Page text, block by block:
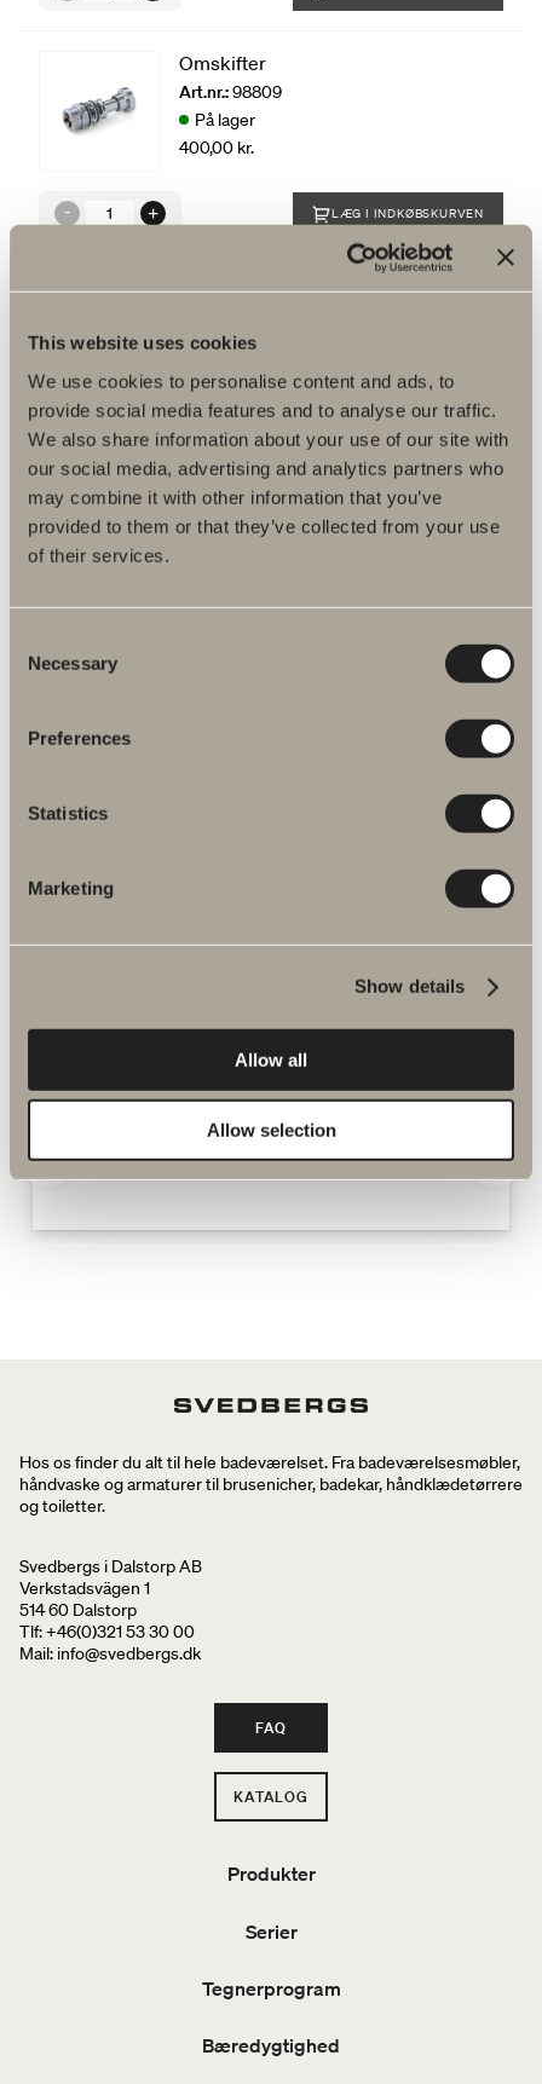
This website uses cookies
We use cookies to personalise content and ads, to
provide social media features and to analyse our traffic.
We also share information about your use of our site with
our social media, advertising and analytics partners who
may combine it with other information that you’ve
provided to them or that they’ve collected from your use
of their services.
Selection
Necessary
Preferences
Statistics
Marketing
Show details
Allow all
Allow selection
Omskifter
Art.nr.:98809
På lager
400,00 kr.
LÆG I INDKØBSKURVEN
Produktfakta
Produktbeskrivelse
Flere produkter inden for Reservedele
Spika brusesæt reservedele
Hos os finder du alt til hele badeværelset. Fra badeværelsesmøbler,
håndvaske og armaturer til brusenicher, badekar, håndklædetørrere
og toiletter.
Svedbergs i Dalstorp AB
Verkstadsvägen 1
514 60 Dalstorp
Tlf: +46(0)321 53 30 00
Mail: info@svedbergs.dk
FAQ
KATALOG
Produkter
Serier
Tegnerprogram
Bæredygtighed